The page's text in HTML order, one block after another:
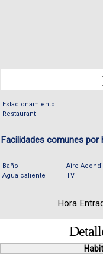
Estacionamiento
Restaurant
Facilidades comunes por
Baño
Agua caliente
Aire
TV
Hora